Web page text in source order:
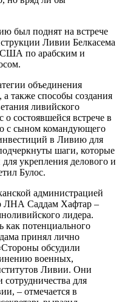
был поднят на встрече
Ливии Белкасема
США по арабским и
объединения
также способы создания
ливийского
состоявшейся встрече в
с сыном командующего
в Ливию для
шаги, которые
укрепления делового и
Булос.
администрацией
ЛНА Саддам Хафтар –
лидера.
как потенциального
принял лично
обсудили
военных,
Ливии. Они
для
– отмечается в